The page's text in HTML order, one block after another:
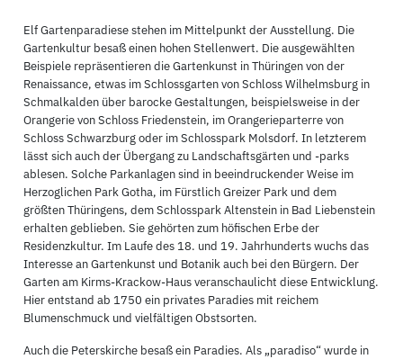
Elf Gartenparadiese stehen im Mittelpunkt der Ausstellung. Die
Gartenkultur besaß einen hohen Stellenwert. Die ausgewählten
Beispiele repräsentieren die Gartenkunst in Thüringen von der
Renaissance, etwas im Schlossgarten von Schloss Wilhelmsburg in
Schmalkalden über barocke Gestaltungen, beispielsweise in der
Orangerie von Schloss Friedenstein, im Orangerieparterre von
Schloss Schwarzburg oder im Schlosspark Molsdorf. In letzterem
lässt sich auch der Übergang zu Landschaftsgärten und -parks
ablesen. Solche Parkanlagen sind in beeindruckender Weise im
Herzoglichen Park Gotha, im Fürstlich Greizer Park und dem
größten Thüringens, dem Schlosspark Altenstein in Bad Liebenstein
erhalten geblieben. Sie gehörten zum höfischen Erbe der
Residenzkultur. Im Laufe des 18. und 19. Jahrhunderts wuchs das
Interesse an Gartenkunst und Botanik auch bei den Bürgern. Der
Garten am Kirms-Krackow-Haus veranschaulicht diese Entwicklung.
Hier entstand ab 1750 ein privates Paradies mit reichem
Blumenschmuck und vielfältigen Obstsorten.
Auch die Peterskirche besaß ein Paradies. Als „paradiso“ wurde in